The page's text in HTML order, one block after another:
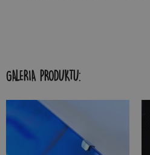
GALERIA PRODUKTU: